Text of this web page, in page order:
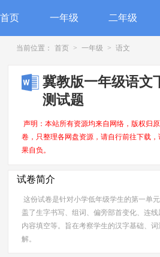
首页 一年级 二年级
当前位置： 首页 > 一年级 > 语文
冀教版一年级语文
测试题
声明：本站所有资源均来自网络，版权归
卷，只整理各网盘资源，请自行前往下载
果自负。
试卷简介
这份试卷是针对小学低年级学生的第一单
盖了生字书写、组词、偏旁部首变化、连
内容填空等。旨在考察学生的汉字基础、
解。